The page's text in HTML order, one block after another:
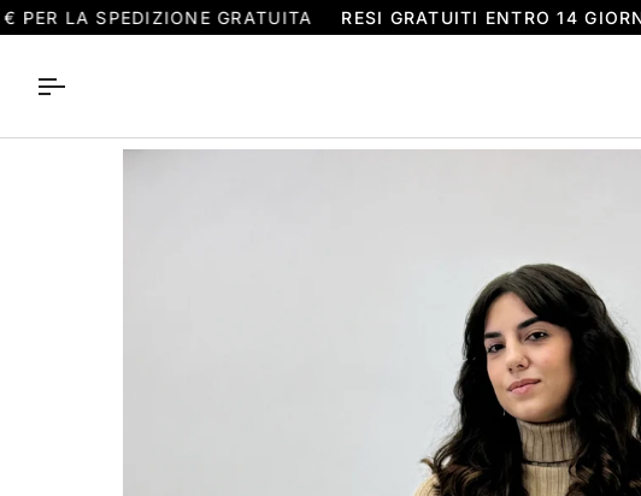
Salta
contenuto
LA SPEDIZIONE GRATUITA RESI GRATUITI ENTRO 14 GIORNI